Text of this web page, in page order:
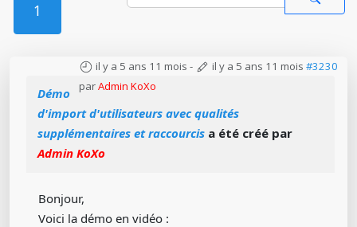
1
il y a 5 ans 11 mois - il y a 5 ans 11 mois #3230
parAdmin KoXo
Démo
d'import d'utilisateurs avec qualités
supplémentaires et raccourcis a été créé par
Admin KoXo
Bonjour,
Voici la démo en vidéo :